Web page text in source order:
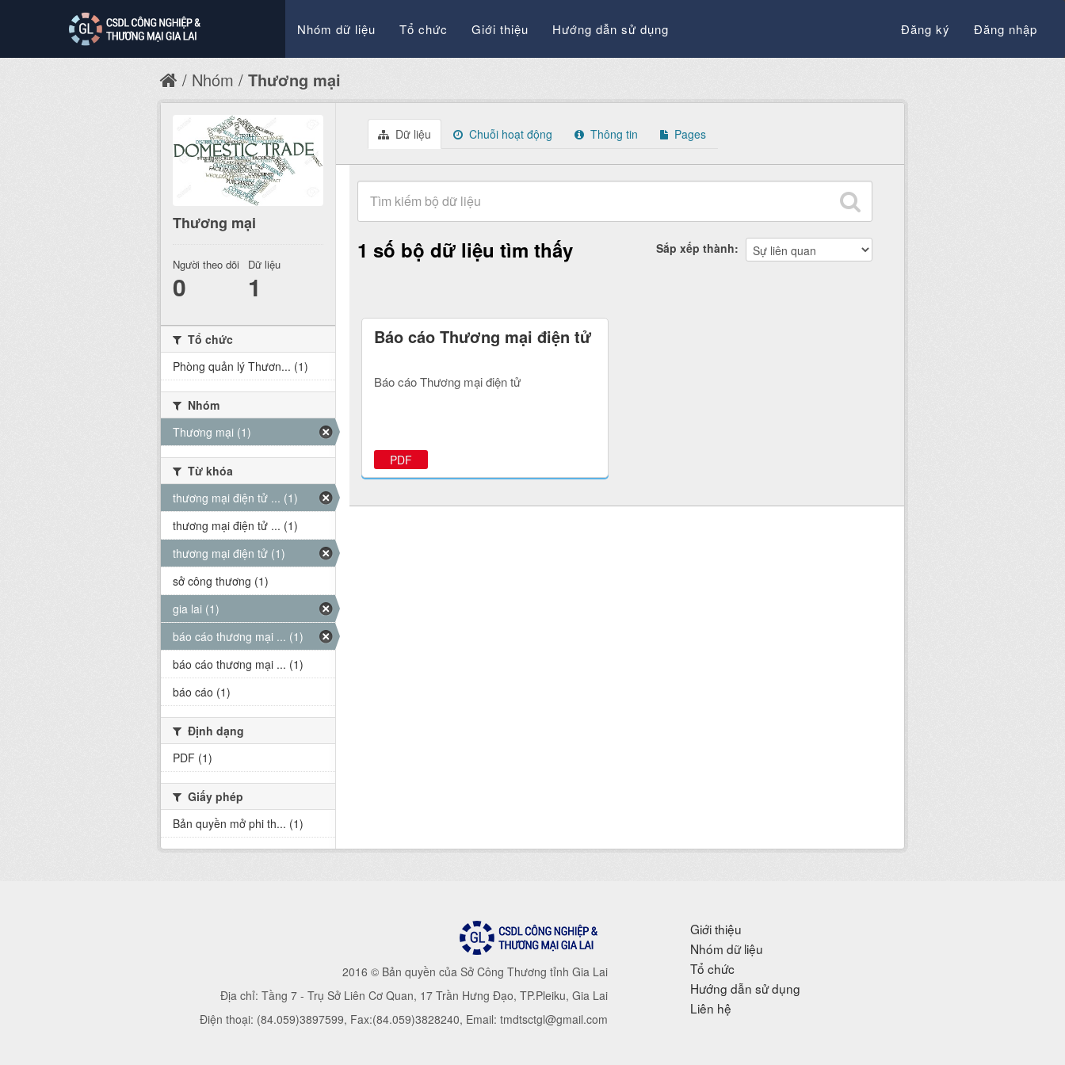
Nhóm dữ liệu Tổ chức Giới thiệu Hướng dẫn sử dụng Đăng ký Đăng nhập
Nhóm Thương mại
Dữ liệu Chuỗi hoạt động Thông tin Pages
Sắp xếp thành
1 số bộ dữ liệu tìm thấy
Báo cáo Thương mại điện tử
Báo cáo Thương mại điện tử
PDF
Thương mại
Người theo dõi
0
Dữ liệu
1
Tổ chức
Phòng quản lý Thươn... (1)
Nhóm
Thương mại (1)
Từ khóa
thương mại điện tử ... (1)
thương mại điện tử ... (1)
thương mại điện tử (1)
sở công thương (1)
gia lai (1)
báo cáo thương mại ... (1)
báo cáo thương mại ... (1)
báo cáo (1)
Định dạng
PDF (1)
Giấy phép
Bản quyền mở phi th... (1)
2016 © Bản quyền của Sở Công Thương tỉnh Gia Lai
Địa chỉ: Tầng 7 - Trụ Sở Liên Cơ Quan, 17 Trần Hưng Đạo, TP.Pleiku, Gia Lai
Điện thoại: (84.059)3897599, Fax:(84.059)3828240, Email: tmdtsctgl@gmail.com
Giới thiệu
Nhóm dữ liệu
Tổ chức
Hướng dẫn sử dụng
Liên hệ